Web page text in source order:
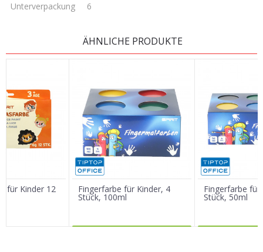
Unterverpackung
6
E-Mail
Nachricht
ÄHNLICHE PRODUKTE
für Kinder 12 Fingerfarbe für Kinder, 4
Stück, 100ml
Fingerfarbe für
Stück, 50ml